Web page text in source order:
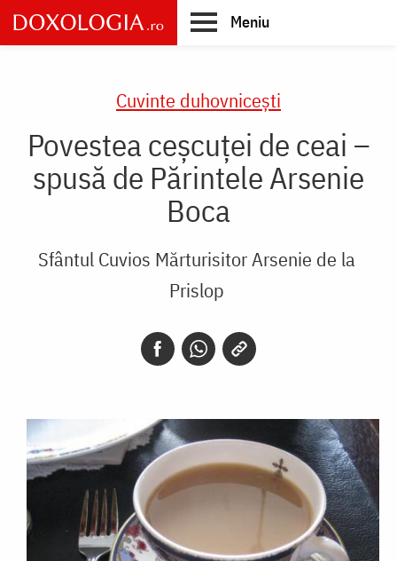
Skip
to
main
Meniu
Cuvinte duhovnicești
Povestea ceșcuței de ceai –
spusă de Părintele Arsenie
Boca
Sfântul Cuvios Mărturisitor Arsenie de la
Prislop